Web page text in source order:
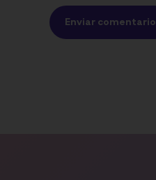
Enviar comentario